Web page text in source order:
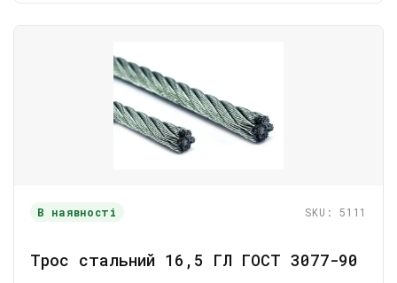
В наявності SKU: 5111
Трос стальний 16,5 ГЛ ГОСТ 3077-90